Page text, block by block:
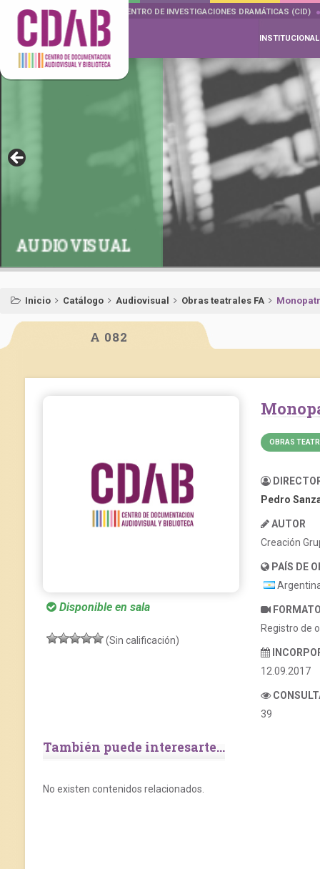
DOCUMENTA DRAMÁTICAS CENTRO DE INVESTIGACIONES DRAMÁTICAS (CID)
INSTITUCIONAL
AUDIOVISUAL
Inicio Catálogo Audiovisual Obras teatrales FA
A 082
Disponible en sala
(Sin calificación)
OBRAS
Pedro
AUTOR
Creación
PAÍS DE
Registro de
12.09.2017
39
También puede interesarte...
No existen contenidos relacionados.